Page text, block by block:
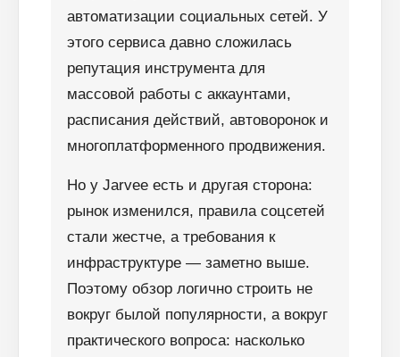
автоматизации социальных сетей. У
этого сервиса давно сложилась
репутация инструмента для
массовой работы с аккаунтами,
расписания действий, автоворонок и
многоплатформенного продвижения.
Но у Jarvee есть и другая сторона:
рынок изменился, правила соцсетей
стали жестче, а требования к
инфраструктуре — заметно выше.
Поэтому обзор логично строить не
вокруг былой популярности, а вокруг
практического вопроса: насколько